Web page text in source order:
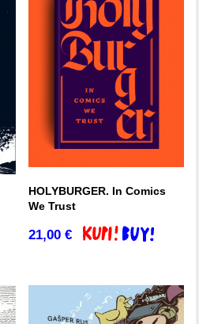
HOLYBURGER. In Comics
We Trust
21,00€ Dodaj v košarico